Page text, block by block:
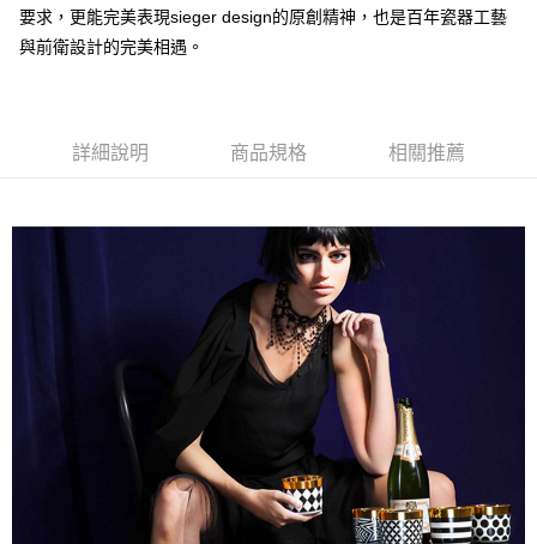
要求，更能完美表現sieger design的原創精神，也是百年瓷器工藝
與前衛設計的完美相遇。
詳細說明 商品規格 相關推薦